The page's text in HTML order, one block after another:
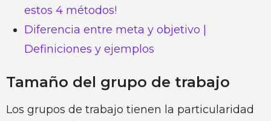
estos 4 métodos!
Diferencia entre meta y objetivo |
Definiciones y ejemplos
Tamaño del grupo de trabajo
Los grupos de trabajo tienen la particularidad